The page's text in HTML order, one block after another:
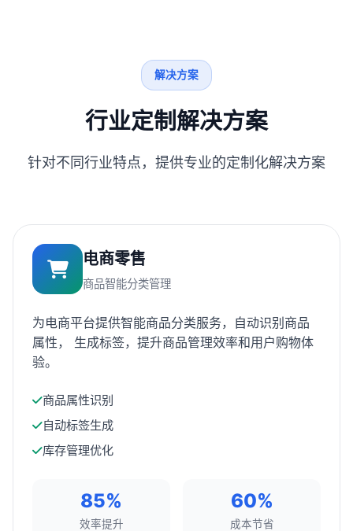
解决方案
行业定制解决方案
针对不同行业特点，提供专业的定制化解决方案
电商零售
商品智能分类管理
为电商平台提供智能商品分类服务，自动识别商品
属性， 生成标签，提升商品管理效率和用户购物体
验。
商品属性识别
自动标签生成
库存管理优化
85%
效率提升
60%
成本节省